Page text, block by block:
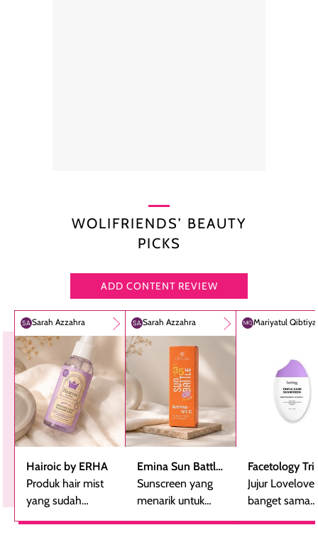
WOLIFRIENDS’ BEAUTY
PICKS
ADD CONTENT REVIEW
Sarah Azzahra
Hairoic by ERHA
Produk hair mist
yang sudah
beberapa kali
Sarah Azzahra
Emina Sun Battle
SPF 35 PA+++
Bright Glow Fun
Size
Sunscreen yang
menarik untuk
dicoba, terutama
Mariyatul
Facetology
Care
SPF 40 PA+++
Jujur Lovelove
banget sama
sunscreen